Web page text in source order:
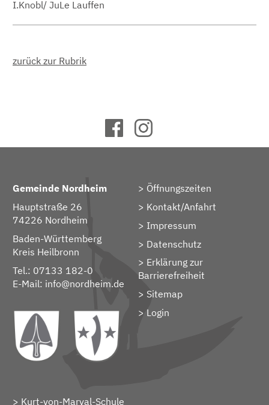
I.Knobl/ JuLe Lauffen
zurück zur Rubrik
Gemeinde Nordheim
Hauptstraße 26
74226 Nordheim
Baden-Württemberg
Kreis Heilbronn
Tel.: 07133 182-0
E-Mail: info@nordheim.de
Öffnungszeiten
Kontakt/Anfahrt
Impressum
Datenschutz
Erklärung zur
Barrierefreiheit
Sitemap
> Login
Kurt-von-Marval-Schule